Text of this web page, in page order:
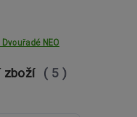
NEO
zboží 5